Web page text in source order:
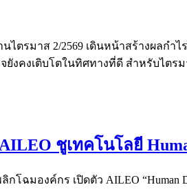
ไตรมาส 2/2569 เดินหน้าสร้างผลก
งคงเติบโตในทิศทางที่ดี สำหรับไต
ชูเทคโนโลยี
โฉมองค์กร เปิดตัว AILEO